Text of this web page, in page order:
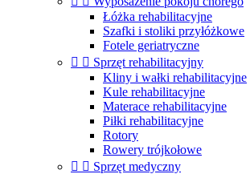
Łóżka rehabilitacyjne
Szafki i stoliki przyłóżkowe
Fotele geriatryczne
  Sprzęt rehabilitacyjny
Kliny i wałki rehabilitacyjne
Kule rehabilitacyjne
Materace rehabilitacyjne
Piłki rehabilitacyjne
Rotory
Rowery trójkołowe
  Sprzęt medyczny